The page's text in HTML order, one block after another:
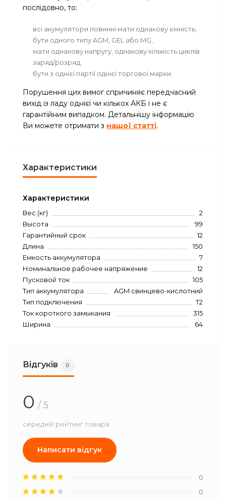
послідовно, то:
всі акумулятори повинні мати однакову ємність,
бути одного типу AGM, GEL або MG,
мати однакову напругу, однакову кількість циклів
заряд/розряд,
бути з однієї партії однієї торгової марки.
Порушення цих вимог спричиняє передчасний
вихід із ладу однієї чи кількох АКБ і не є
гарантійним випадком. Детальнішу інформацію
Ви можете отримати з нашої статті.
Характеристики
Характеристики
Вес (кг)
2
Высота
99
Гарантийный срок
12
Длина
150
Емкость аккумулятора
7
Номинальное рабочее напряжение
12
Пусковой ток
105
Тип аккумулятора
AGM свинцево-кислотний
Тип подключения
T2
Ток короткого замыкания
315
Ширина
64
Відгуків 0
0 / 5
середній рейтинг товара
Написати відгук
0
0